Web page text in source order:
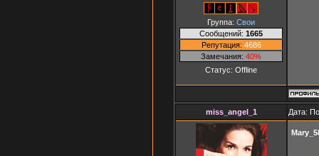
Группа: Свои
Сообщений: 1665
Репутация: 4686
Замечания: 40%
Статус: Offline
miss_angel_1 Дата: